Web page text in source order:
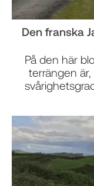
Den franska
På den här
terrängen